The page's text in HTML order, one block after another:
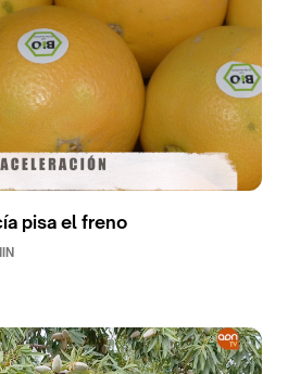
pisa el freno